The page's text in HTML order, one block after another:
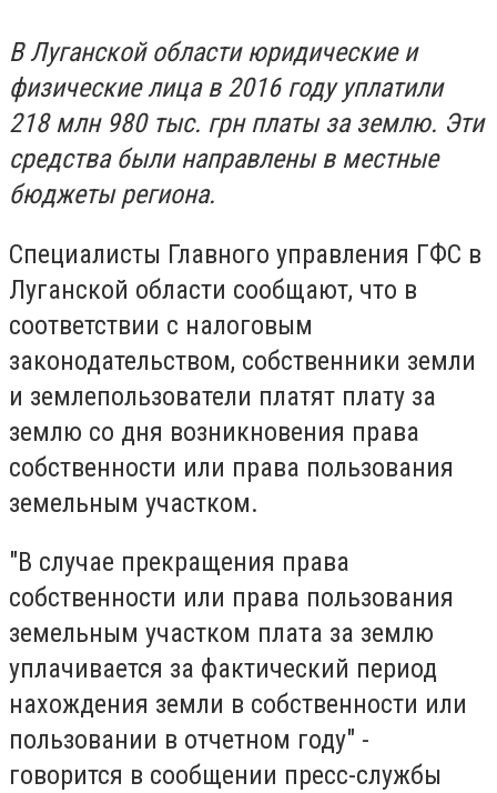
В Луганской области юридические и
физические лица в 2016 году уплатили
218 млн 980 тыс. грн платы за землю. Эти
средства были направлены в местные
бюджеты региона.
Специалисты Главного управления ГФС в
Луганской области сообщают, что в
соответствии с налоговым
законодательством, собственники земли
и землепользователи платят плату за
землю со дня возникновения права
собственности или права пользования
земельным участком.
"В случае прекращения права
собственности или права пользования
земельным участком плата за землю
уплачивается за фактический период
нахождения земли в собственности или
пользовании в отчетном году" -
говорится в сообщении пресс-службы